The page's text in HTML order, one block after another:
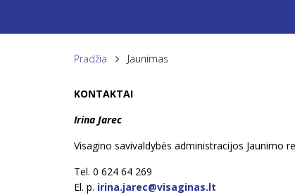
Pradžia Jaunimas
KONTAKTAI
Irina Jarec
Visagino savivaldybės administracijos Jaunimo
Tel. 0 624 64 269
El. p. irina.jarec@visaginas.lt